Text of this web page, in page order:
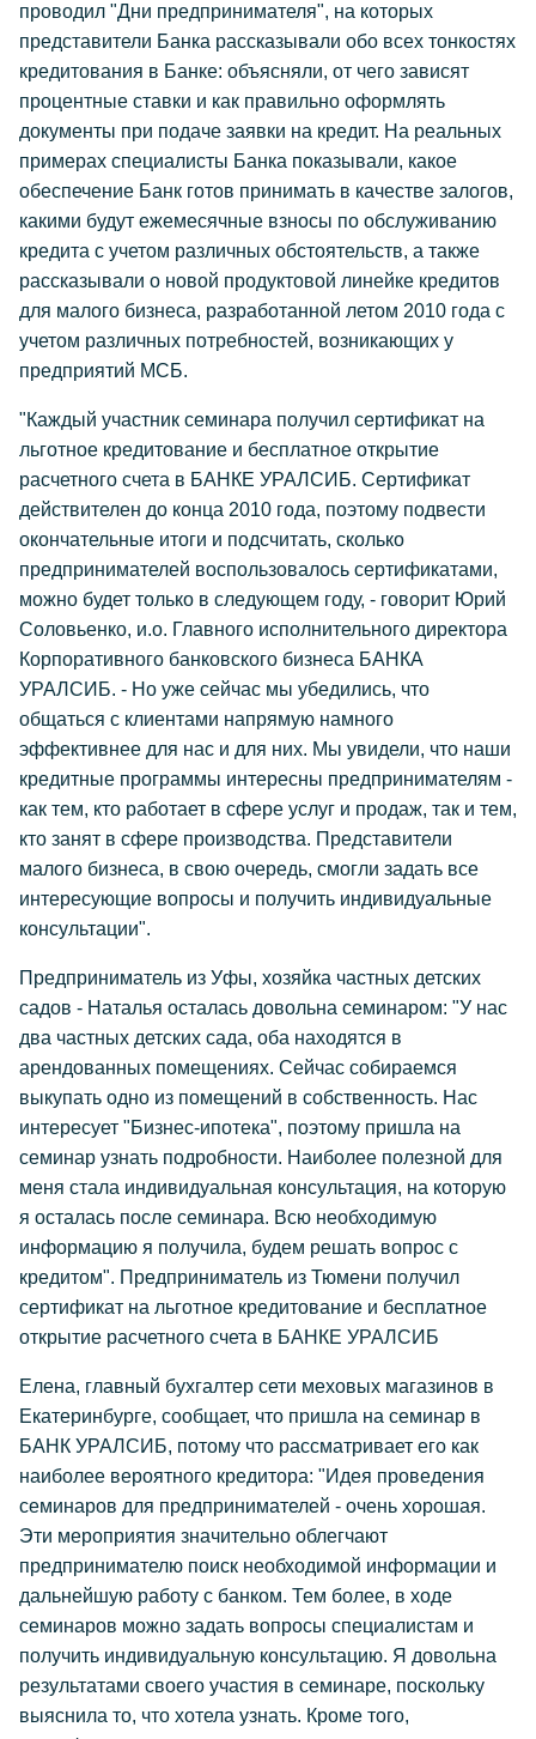
проводил "Дни предпринимателя", на которых
представители Банка рассказывали обо всех тонкостях
кредитования в Банке: объясняли, от чего зависят
процентные ставки и как правильно оформлять
документы при подаче заявки на кредит. На реальных
примерах специалисты Банка показывали, какое
обеспечение Банк готов принимать в качестве залогов,
какими будут ежемесячные взносы по обслуживанию
кредита с учетом различных обстоятельств, а также
рассказывали о новой продуктовой линейке кредитов
для малого бизнеса, разработанной летом 2010 года с
учетом различных потребностей, возникающих у
предприятий МСБ.
"Каждый участник семинара получил сертификат на
льготное кредитование и бесплатное открытие
расчетного счета в БАНКЕ УРАЛСИБ. Сертификат
действителен до конца 2010 года, поэтому подвести
окончательные итоги и подсчитать, сколько
предпринимателей воспользовалось сертификатами,
можно будет только в следующем году, - говорит Юрий
Соловьенко, и.о. Главного исполнительного директора
Корпоративного банковского бизнеса БАНКА
УРАЛСИБ. - Но уже сейчас мы убедились, что
общаться с клиентами напрямую намного
эффективнее для нас и для них. Мы увидели, что наши
кредитные программы интересны предпринимателям -
как тем, кто работает в сфере услуг и продаж, так и тем,
кто занят в сфере производства. Представители
малого бизнеса, в свою очередь, смогли задать все
интересующие вопросы и получить индивидуальные
консультации".
Предприниматель из Уфы, хозяйка частных детских
садов - Наталья осталась довольна семинаром: "У нас
два частных детских сада, оба находятся в
арендованных помещениях. Сейчас собираемся
выкупать одно из помещений в собственность. Нас
интересует "Бизнес-ипотека", поэтому пришла на
семинар узнать подробности. Наиболее полезной для
меня стала индивидуальная консультация, на которую
я осталась после семинара. Всю необходимую
информацию я получила, будем решать вопрос с
кредитом". Предприниматель из Тюмени получил
сертификат на льготное кредитование и бесплатное
открытие расчетного счета в БАНКЕ УРАЛСИБ
Елена, главный бухгалтер сети меховых магазинов в
Екатеринбурге, сообщает, что пришла на семинар в
БАНК УРАЛСИБ, потому что рассматривает его как
наиболее вероятного кредитора: "Идея проведения
семинаров для предпринимателей - очень хорошая.
Эти мероприятия значительно облегчают
предпринимателю поиск необходимой информации и
дальнейшую работу с банком. Тем более, в ходе
семинаров можно задать вопросы специалистам и
получить индивидуальную консультацию. Я довольна
результатами своего участия в семинаре, поскольку
выяснила то, что хотела узнать. Кроме того,